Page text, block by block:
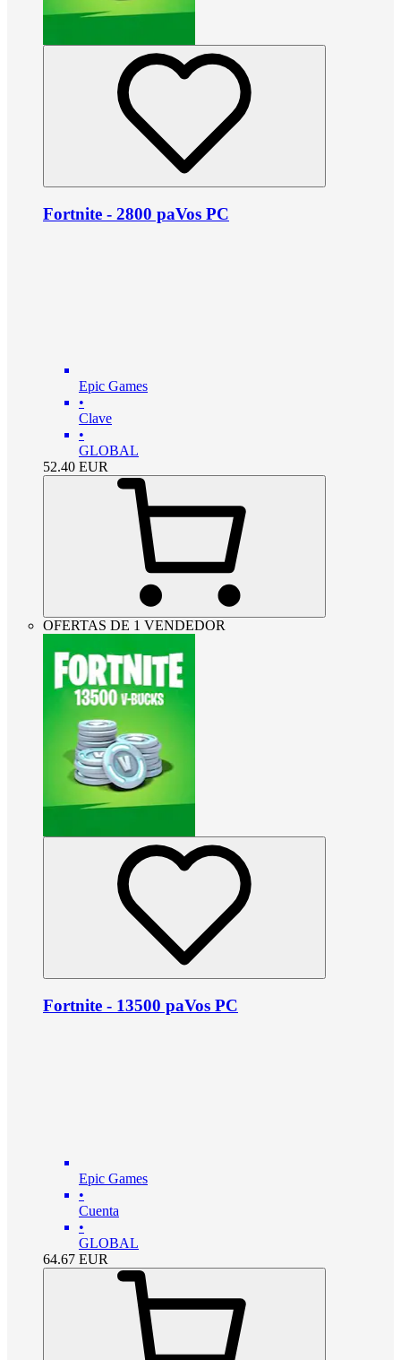
Fortnite - 2800 paVos PC
Epic Games
•
Clave
•
GLOBAL
52.40 EUR
OFERTAS DE 1 VENDEDOR
Fortnite - 13500 paVos PC
Epic Games
•
Cuenta
•
GLOBAL
64.67 EUR